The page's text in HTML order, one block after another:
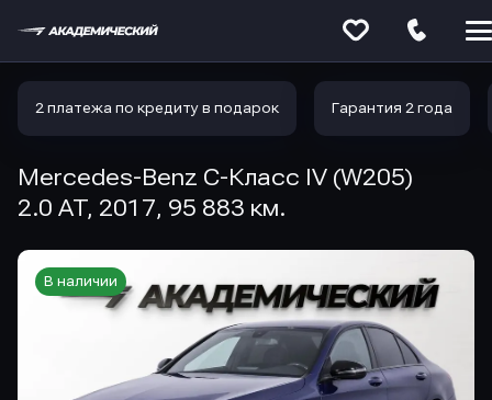
2 платежа по кредиту в подарок Гарантия 2 года
Mercedes-Benz C-Класс IV (W205)
2.0 AT, 2017, 95 883 км.
В наличии